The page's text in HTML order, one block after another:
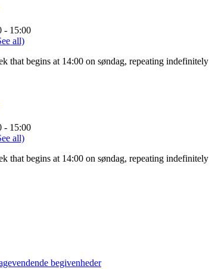
- 15:00
all)
that begins at 14:00 on søndag, repeating indefinitely
- 15:00
all)
that begins at 14:00 on søndag, repeating indefinitely
begivenheder